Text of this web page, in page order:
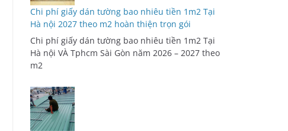
Chi phí giấy dán tường bao nhiêu tiền 1m2 Tại
Hà nội 2027 theo m2 hoàn thiện trọn gói
Chi phí giấy dán tường bao nhiêu tiền 1m2 Tại
Hà nội VÀ Tphcm Sài Gòn năm 2026 – 2027 theo
m2